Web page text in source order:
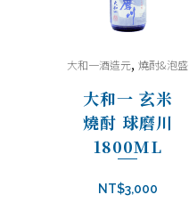
大和一酒造元,燒酎&泡盛
大和一 玄米
燒酎 球磨川
1800ML
NT$3,000